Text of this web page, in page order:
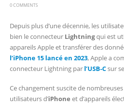
0 COMMENTS
Depuis plus d’une décennie, les
bien le connecteur Lightningqui est
appareils Apple et transférer des
l’iPhone 15 lancé en 2023, Apple a
connecteur Lightning par l’USB-Csur
Ce changement suscite de
utilisateurs d’iPhone et d’appareils